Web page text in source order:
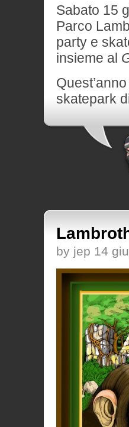
Sabato 15
Parco
party e
insieme al
skatepark
by jep 14